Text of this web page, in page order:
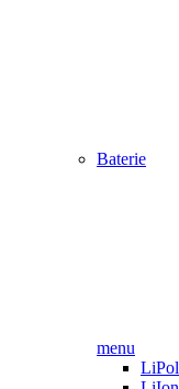
Baterie
menu
LiPol